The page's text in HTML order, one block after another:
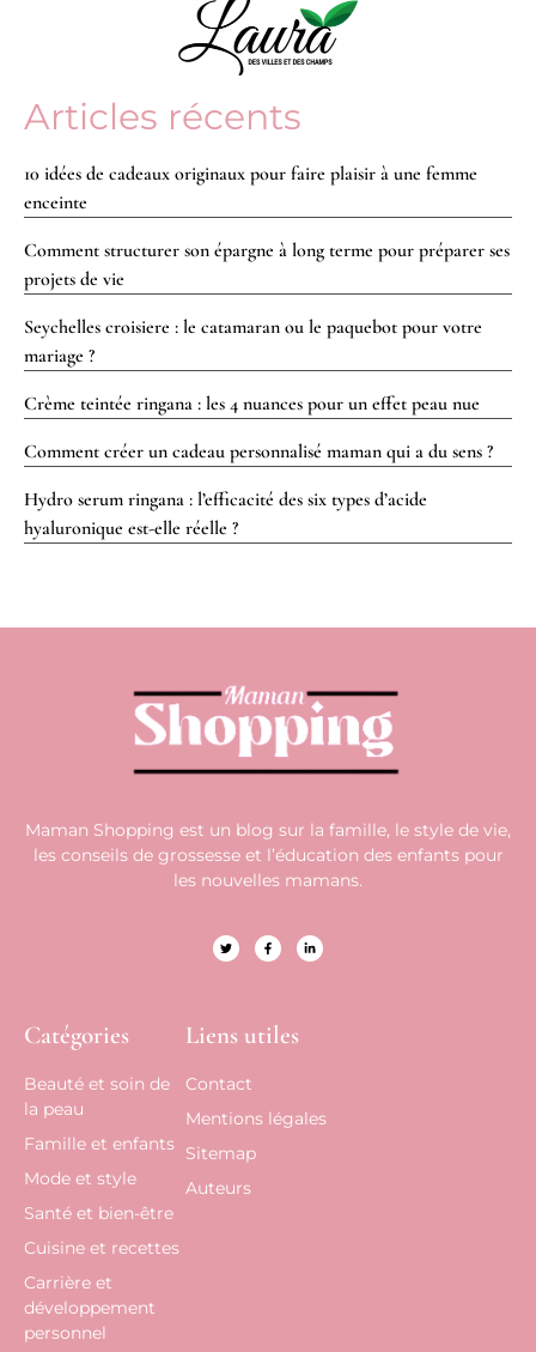
Articles récents
10 idées de cadeaux originaux pour faire plaisir à une femme
enceinte
Comment structurer son épargne à long terme pour préparer ses
projets de vie
Seychelles croisiere : le catamaran ou le paquebot pour votre
mariage ?
Crème teintée ringana : les 4 nuances pour un effet peau nue
Comment créer un cadeau personnalisé maman qui a du sens ?
Hydro serum ringana : l’efficacité des six types d’acide
hyaluronique est-elle réelle ?
Maman Shopping est un blog sur la famille, le style de vie,
les conseils de grossesse et l’éducation des enfants pour
les nouvelles mamans.
Catégories
Beauté et soin de
la peau
Famille et enfants
Mode et style
Santé et bien-être
Cuisine et recettes
Carrière et
développement
personnel
Liens utiles
Contact
Mentions légales
Sitemap
Auteurs